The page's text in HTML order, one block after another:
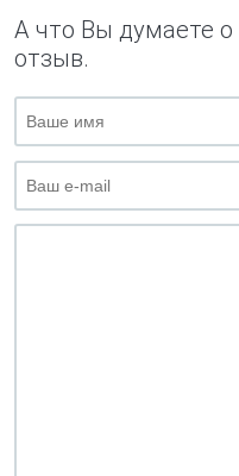
А что Вы думаете о
отзыв.